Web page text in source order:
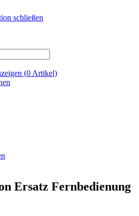
schließen
(0 Artikel)
Ersatz Fernbedienung